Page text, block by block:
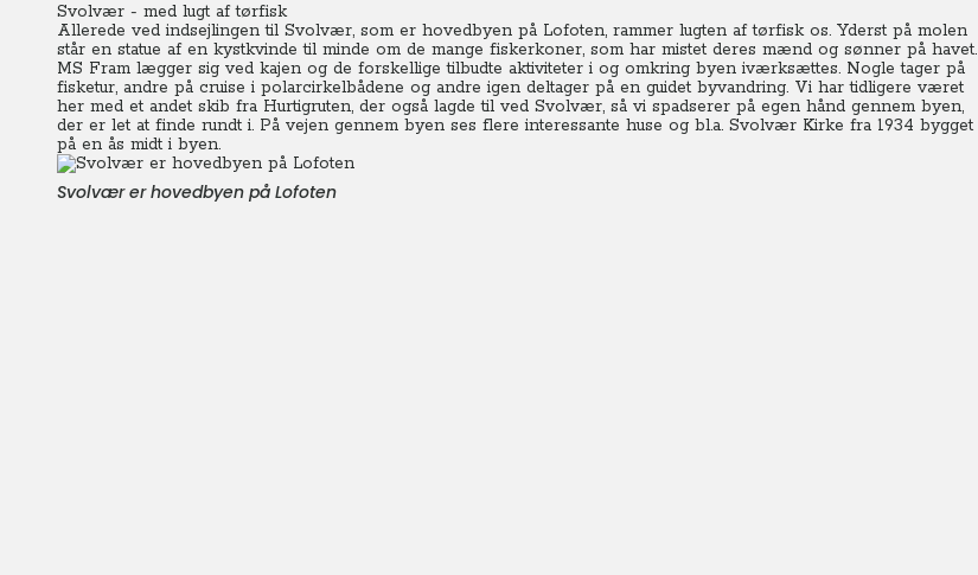
Svolvær - med lugt af tørfisk
Allerede ved indsejlingen til Svolvær, som er hovedbyen på Lofoten, rammer lugten af tørfisk os. Yderst på molen
står en statue af en kystkvinde til minde om de mange fiskerkoner, som har mistet deres mænd og sønner på havet.
MS Fram lægger sig ved kajen og de forskellige tilbudte aktiviteter i og omkring byen iværksættes. Nogle tager på
fisketur, andre på cruise i polarcirkelbådene og andre igen deltager på en guidet byvandring. Vi har tidligere været
her med et andet skib fra Hurtigruten, der også lagde til ved Svolvær, så vi spadserer på egen hånd gennem byen,
der er let at finde rundt i. På vejen gennem byen ses flere interessante huse og bl.a. Svolvær Kirke fra 1934 bygget
på en ås midt i byen.
Svolvær er hovedbyen på Lofoten